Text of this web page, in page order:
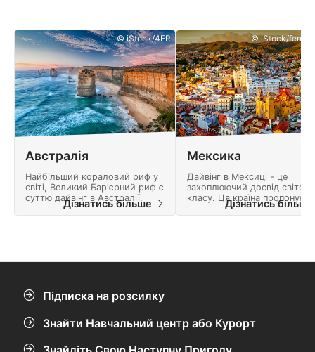
© iStock/4FR
Австралія
Найбільший кораловий риф у
світі, Великий Бар'єрний риф є
суттю дайвінг в Австралії.
Дізнатись більше
© iStock/
Мексика
Дайвінг в Мексиці - це
захоплюючий досвід
класу. Ця країна пропонує
безліч пригод і ландшафт,
повний природних чудес.
Дізнатись
Підписка на розсилку
Знайти Навчальний центр або Курорт